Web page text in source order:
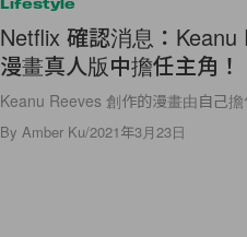
Lifestyle
Netflix 確認消息：
漫畫真人版中擔任主角！
Keanu Reeves 創作的漫畫由自己擔
By Amber Ku/2021年3月23日